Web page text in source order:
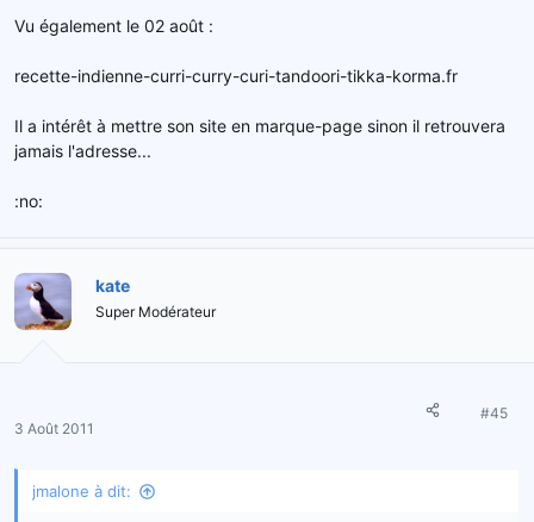
Vu également le 02 août :
recette-indienne-curri-curry-curi-tandoori-tikka-korma.fr
Il a intérêt à mettre son site en marque-page sinon il retrouvera
jamais l'adresse...
:no:
kate
Super Modérateur
3 Août 2011
#45
jmalone à dit: